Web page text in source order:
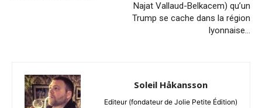
Najat Vallaud-Belkacem) qu’un
Trump se cache dans la région
lyonnaise…
Soleil Håkansson
Editeur (fondateur de Jolie Petite Édition)